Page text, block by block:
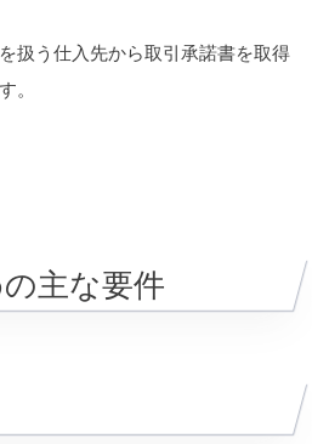
扱う仕入先から取引承諾書を取得
。
主な要件